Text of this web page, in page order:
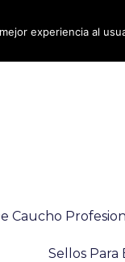
Caucho
Sellos Para
experiencia al